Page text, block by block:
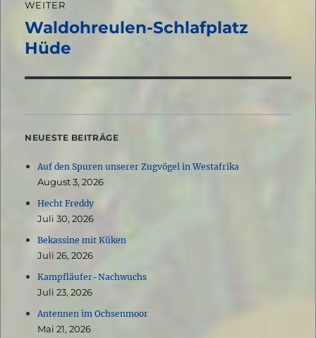
WEITER
Nächster
Beitrag:
Waldohreulen-Schlafplatz
Hüde
NEUESTE BEITRÄGE
Auf den Spuren unserer Zugvögel in Westafrika
August 3, 2026
Hecht Freddy
Juli 30, 2026
Bekassine mit Küken
Juli 26, 2026
Kampfläufer-Nachwuchs
Juli 23, 2026
Antennen im Ochsenmoor
Mai 21, 2026